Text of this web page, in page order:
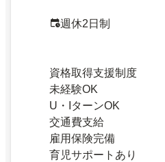
週休2日制
資格取得支援制度
未経験OK
U・IターンOK
交通費支給
雇用保険完備
育児サポートあり